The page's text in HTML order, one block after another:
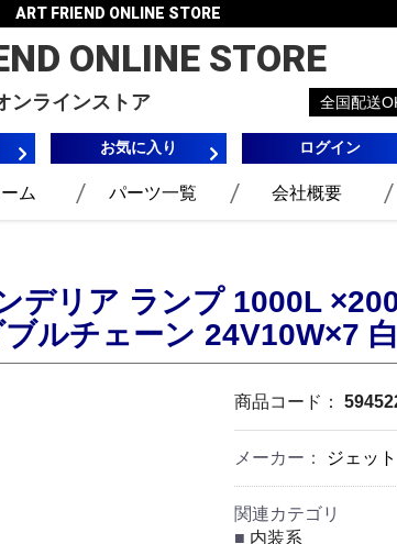
ART FRIEND ONLINE STORE
ONLINE STORE
ンラインストア 全国配送
お気に入り ログイン
ム パーツ一覧 会社概要
デリア ランプ 1000L
ルチェーン 24V10W×7
商品コード：
メーカー： ジェッ
関連カテゴリ
内装系